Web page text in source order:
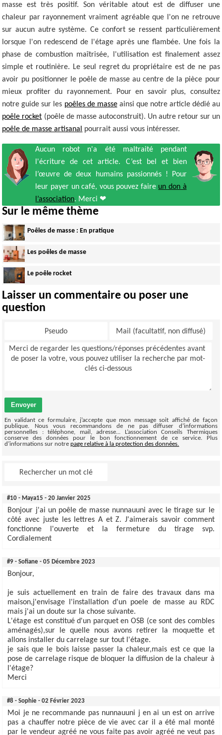
masse est très positif. Son véritable atout est de diffuser une
chaleur par rayonnement vraiment agréable que l'on ne retrouve
sur aucun autre système. Ce confort se ressent particulièrement
lorsque l'on redescend de l'étage après une flambée. Une fois la
phase de combustion maîtrisée, l'utilisation est finalement assez
simple et routinière. Le seul regret du propriétaire est de ne pas
avoir pu positionner le poêle de masse au centre de la pièce pour
mieux profiter du rayonnement. Pour en savoir plus, consultez
notre guide sur les poêles de masseainsi que notre article dédié au
poêle rocket (poêle de masse autoconstruit). Un autre retour sur un
poêle de masse artisanal
pourrait aussi vous intéresser.
Aucun robot n'a été maltraité pendant
l'écriture de cet article. C’est bel et bien
l’œuvre de deux humains passionnés ! Pour
leur payer un café, vous pouvez faire un don à
l’association. Merci ❤
Sur le même thème
Poêles de masse : En pratique
Les poêles de masse
Le poêle rocket
Laisser un commentaire ou poser une
question
Envoyer
En validant ce formulaire, j’accepte que mon message soit affiché de façon
publique. Nous vous recommandons de ne pas diffuser d’informations
personnelles : téléphone, mail, adresse... L’association Conseils Thermiques
conserve des données pour le bon fonctionnement de ce service. Plus
d’informations sur notrepage relative à la protection des données.
#10 - Maya15 - 20 Janvier 2025
Bonjour j'ai un poêle de masse nunnauuni avec le tirage sur le
côté avec juste les lettres A et Z. J'aimerais savoir comment
fonctionne l'ouverte et la fermeture du tirage svp.
Cordialement
#9 - Sofiane - 05 Décembre 2023
Bonjour,
je suis actuellement en train de faire des travaux dans ma
maison,j'envisage l'installation d'un poele de masse au RDC
mais j'ai un doute sur la chose suivante.
L'étage est constitué d'un parquet en OSB (ce sont des combles
aménagés),sur le quelle nous avons retirer la moquette et
allons installer du carrelage sur tout l'étage.
je sais que le bois laisse passer la chaleur,mais est ce que la
pose de carrelage risque de bloquer la diffusion de la chaleur à
l'étage?
Merci
#8 - Sophie - 02 Février 2023
Moi je ne recommande pas nunnauuni j en ai un est on arrive
pas a chauffer notre pièce de vie avec car il a été mal monté
par le vendeur agréé ne vous faite pas avoir agréé ne veut pas